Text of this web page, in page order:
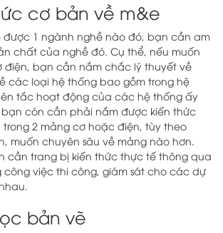
cơ bản về m&e
được 1 ngành nghề nào đó, bạn cần am
chất của nghề đó. Cụ thể, nếu muốn
điện, bạn cần nắm chắc lý thuyết về
các loại hệ thống bao gồm trong hệ
tắc hoạt động của các hệ thống ấy
còn cần phải nắm được kiến thức
trong 2 mảng cơ hoặc điện, tùy theo
muốn chuyên sâu về mảng nào hơn.
cần trang bị kiến thức thực tế thông qua
việc thi công, giám sát cho các dự
bản vẽ